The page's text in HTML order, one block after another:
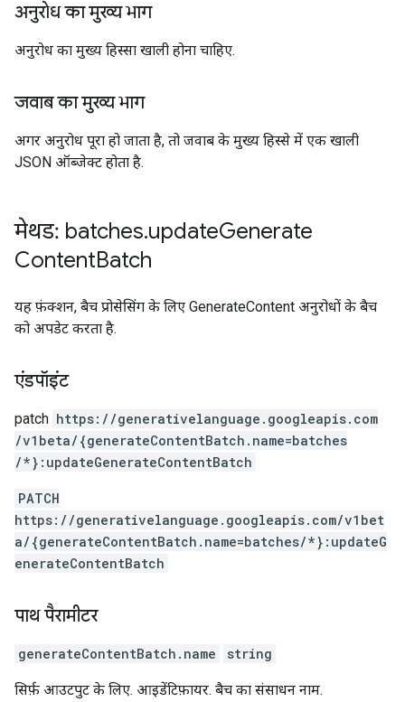
अनुरोध का मुख्य भाग
अनुरोध का मुख्य हिस्सा खाली होना चाहिए.
जवाब का मुख्य भाग
अगर अनुरोध पूरा हो जाता है, तो जवाब के मुख्य हिस्से में एक खाली
JSON ऑब्जेक्ट होता है.
मेथड: batches.updateGenerate
ContentBatch
यह फ़ंक्शन, बैच प्रोसेसिंग के लिए GenerateContent अनुरोधों के बैच
को अपडेट करता है.
एंडपॉइंट
patch https: / /generativelanguage.googleapis.com
/v1beta/{generateContentBatch.name=batches
/*}:updateGenerateContentBatch
PATCH
https://generativelanguage.googleapis.com/v1bet
a/{generateContentBatch.name=batches/*}:updateG
enerateContentBatch
पाथ पैरामीटर
generateContentBatch.name string
सिर्फ़ आउटपुट के लिए. आइडेंटिफ़ायर. बैच का संसाधन नाम.